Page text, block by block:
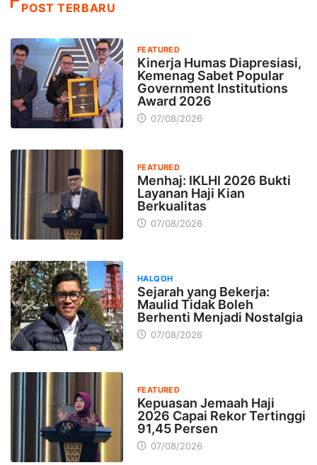
POST TERBARU
FEATURED
Kinerja Humas Diapresiasi,
Kemenag Sabet Popular
Government Institutions
Award 2026
07/08/2026
FEATURED
Menhaj: IKLHI 2026 Bukti
Layanan Haji Kian
Berkualitas
07/08/2026
HALQOH
Sejarah yang Bekerja:
Maulid Tidak Boleh
Berhenti Menjadi Nostalgia
07/08/2026
FEATURED
Kepuasan Jemaah Haji
2026 Capai Rekor Tertinggi
91,45 Persen
07/08/2026